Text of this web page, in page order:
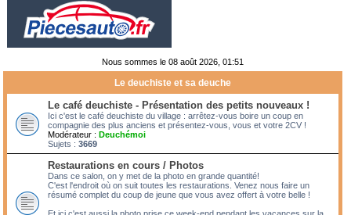
Nous sommes le 08 août 2026, 01:51
Le deuchiste et sa deuche
Le café deuchiste - Présentation des petits nouveaux !
Ici c'est le café deuchiste du village : arrêtez-vous boire un coup en
compagnie des plus anciens et présentez-vous, vous et votre 2CV !
Modérateur : Deuchémoi
Sujets : 3669
Restaurations en cours / Photos
Dans ce salon, on y met de la photo en grande quantité!
C'est l'endroit où on suit toutes les restaurations. Venez nous faire un
résumé complet du coup de jeune que vous avez offert à votre belle !